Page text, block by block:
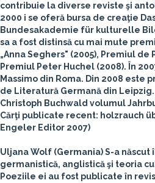
contribuie la diverse reviste şi
2000 i se oferă bursa de creaţie
Bundesakademie für kulturelle
sa a fost distinsă cu mai mute
„Anna Seghers" (2005), Premiul de
Premiul Peter Huchel (2008). În
Massimo din Roma. Din 2008
de Literatură Germană din
Christoph Buchwald volumul
Cărţi publicate recent: holzrauch
Engeler Editor 2007)
Uljana Wolf (Germania)S-a născut
germanistică, anglistică şi teoria
Poeziile ei au fost publicate în